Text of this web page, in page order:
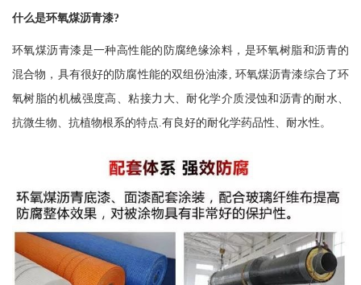
什么是环氧煤沥青漆?
环氧煤沥青漆是一种高性能的防腐绝缘涂料，是环氧树脂和沥青的
混合物，具有很好的防腐性能的双组份油漆 , 环氧煤沥青漆综合了环
氧树脂的机械强度高、粘接力大、耐化学介质浸蚀和沥青的耐水、
抗微生物、抗植物根系的特点.有良好的耐化学药品性、耐水性。